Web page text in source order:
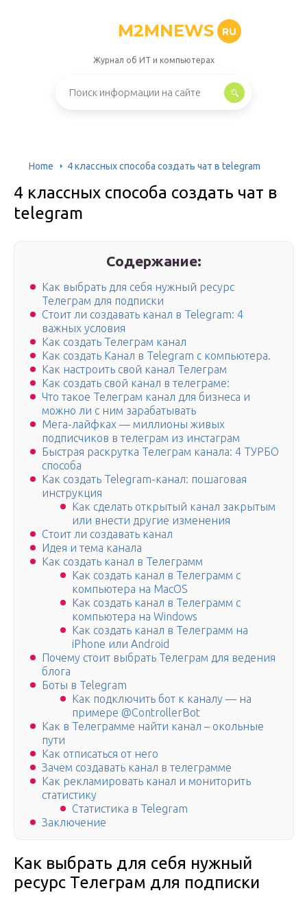
M2MNEWS RU
Журнал об ИТ и компьютерах
Home 4 классных способа создать чат в telegram
4 классных способа создать чат в
telegram
Содержание:
Как выбрать для себя нужный ресурс
Телеграм для подписки
Стоит ли создавать канал в Telegram: 4
важных условия
Как создать Телеграм канал
Как создать Канал в Telegram с компьютера.
Как настроить свой канал Телеграм
Как создать свой канал в телеграме:
Что такое Телеграм канал для бизнеса и
можно ли с ним зарабатывать
Мега-лайфках — миллионы живых
подписчиков в телеграм из инстаграм
Быстрая раскрутка Телеграм канала: 4 ТУРБО
способа
Как создать Telegram-канал: пошаговая
инструкция
Как сделать открытый канал закрытым
или внести другие изменения
Стоит ли создавать канал
Идея и тема канала
Как создать канал в Телеграмм
Как создать канал в Телеграмм с
компьютера на MacOS
Как создать канал в Телеграмм с
компьютера на Windows
Как создать канал в Телеграмм на
iPhone или Android
Почему стоит выбрать Телеграм для ведения
блога
Боты в Telegram
Как подключить бот к каналу — на
примере @ControllerBot
Как в Телеграмме найти канал – окольные
пути
Как отписаться от него
Зачем создавать канал в телеграмме
Как рекламировать канал и мониторить
статистику
Статистика в Telegram
Заключение
Как выбрать для себя нужный
ресурс Телеграм для подписки